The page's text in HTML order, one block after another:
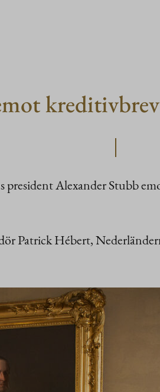
kreditivbrev
Alexander Stubb
Patrick Hébert,